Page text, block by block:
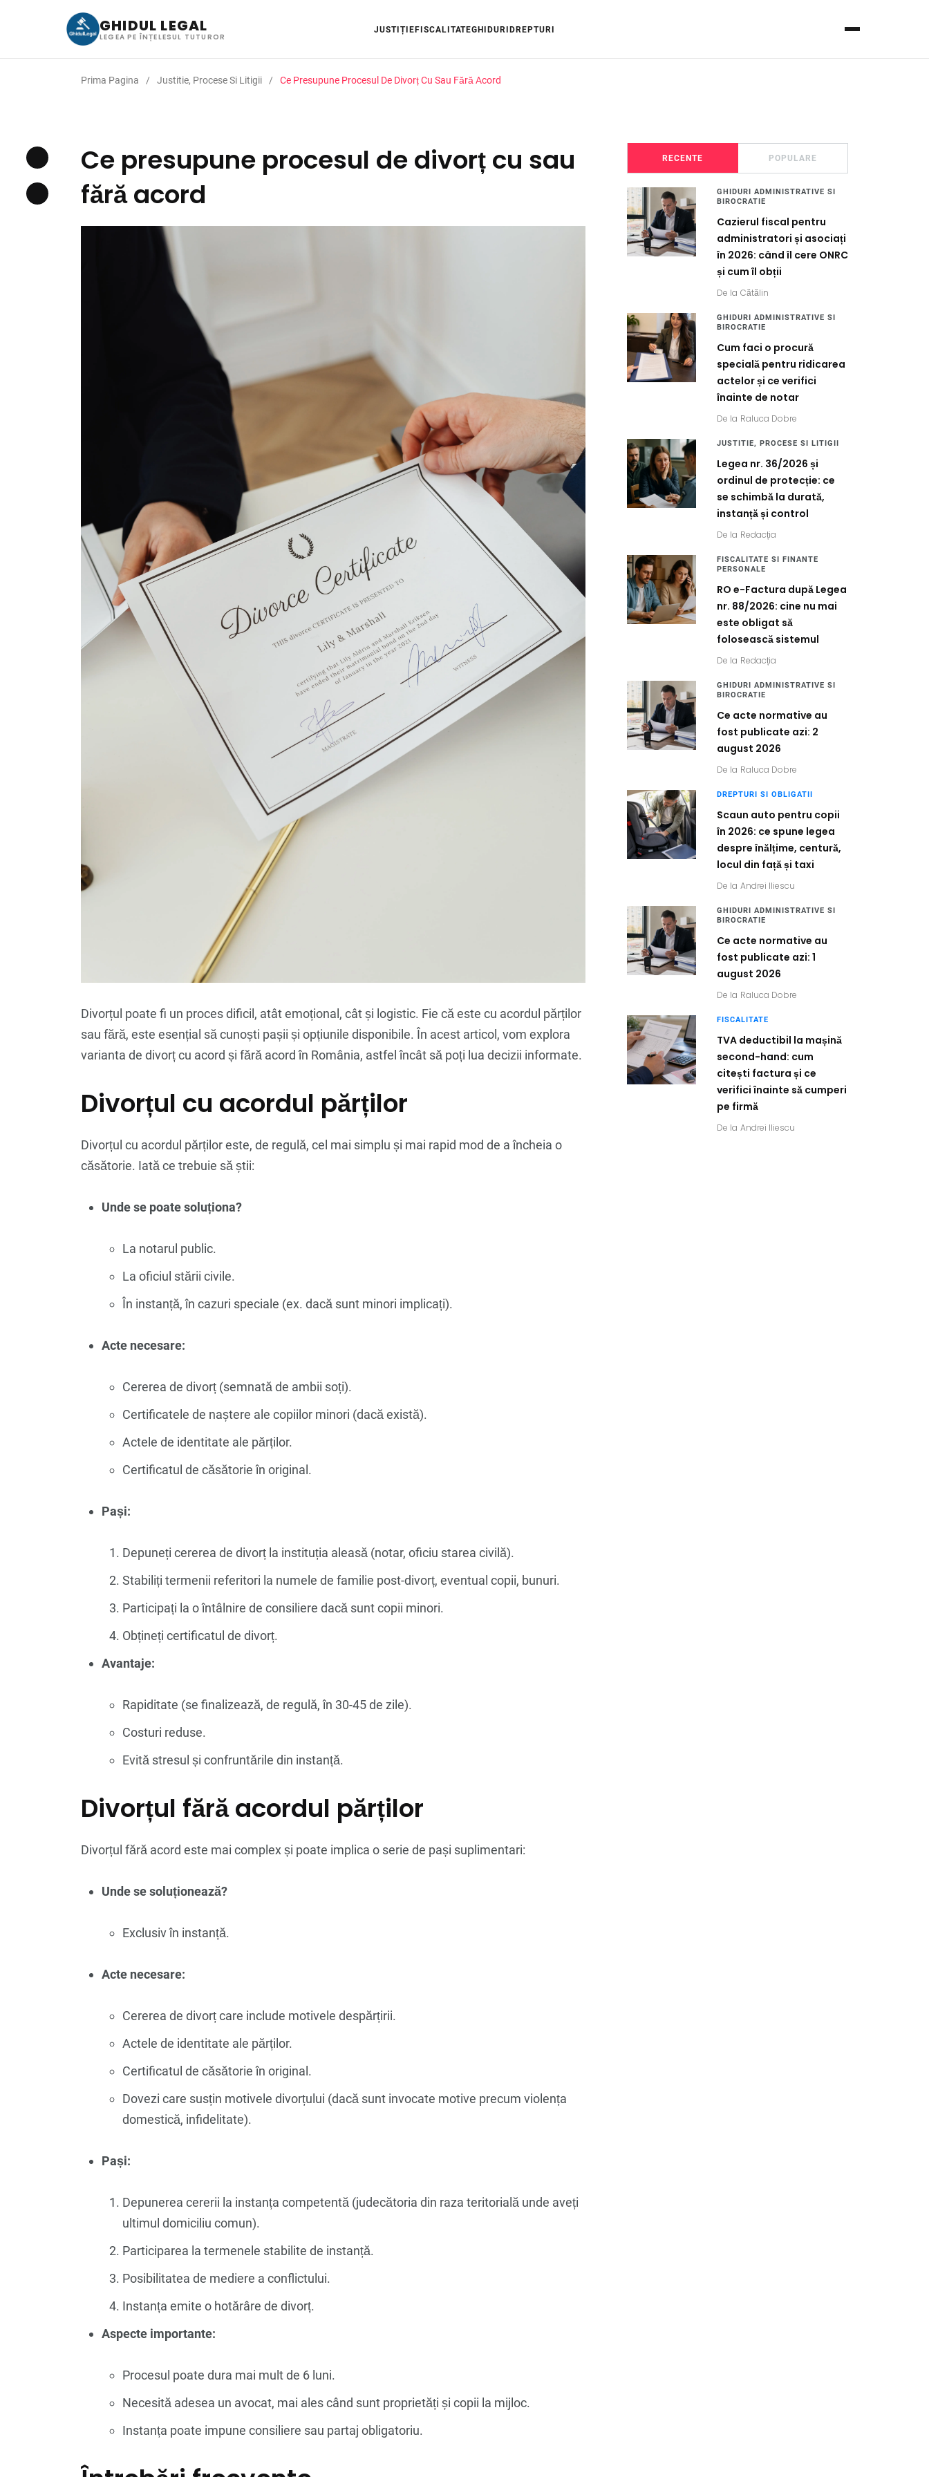
GHIDUL LEGAL
LEGEA PE ÎNȚELESUL TUTUROR
JUSTIȚIE FISCALITATEGHIDURI DREPTURI
Prima Pagina Justitie, Procese Si Litigii Ce Presupune Procesul De Divorț Cu Sau Fără Acord
Ce presupune procesul de divorț cu sau
fără acord
Divorțul poate fi un proces dificil, atât emoțional, cât și logistic. Fie că este cu acordul părților
sau fără, este esențial să cunoști pașii și opțiunile disponibile. În acest articol, vom explora
varianta de divorț cu acord și fără acord în România, astfel încât să poți lua decizii informate.
Divorțul cu acordul părților
Divorțul cu acordul părților este, de regulă, cel mai simplu și mai rapid mod de a încheia o
căsătorie. Iată ce trebuie să știi:
Unde se poate soluționa?
La notarul public.
La oficiul stării civile.
În instanță, în cazuri speciale (ex. dacă sunt minori implicați).
Acte necesare:
Cererea de divorț (semnată de ambii soți).
Certificatele de naștere ale copiilor minori (dacă există).
Actele de identitate ale părților.
Certificatul de căsătorie în original.
Pași:
Depuneți cererea de divorț la instituția aleasă (notar, oficiu starea civilă).
Stabiliți termenii referitori la numele de familie post-divorț, eventual copii, bunuri.
Participați la o întâlnire de consiliere dacă sunt copii minori.
Obțineți certificatul de divorț.
Avantaje:
Rapiditate (se finalizează, de regulă, în 30-45 de zile).
Costuri reduse.
Evită stresul și confruntările din instanță.
Divorțul fără acordul părților
Divorțul fără acord este mai complex și poate implica o serie de pași suplimentari:
Unde se soluționează?
Exclusiv în instanță.
Acte necesare:
Cererea de divorț care include motivele despărțirii.
Actele de identitate ale părților.
Certificatul de căsătorie în original.
Dovezi care susțin motivele divorțului (dacă sunt invocate motive precum violența
domestică, infidelitate).
Pași:
Depunerea cererii la instanța competentă (judecătoria din raza teritorială unde aveți
ultimul domiciliu comun).
Participarea la termenele stabilite de instanță.
Posibilitatea de mediere a conflictului.
Instanța emite o hotărâre de divorț.
Aspecte importante:
Procesul poate dura mai mult de 6 luni.
Necesită adesea un avocat, mai ales când sunt proprietăți și copii la mijloc.
Instanța poate impune consiliere sau partaj obligatoriu.
RECENTE POPULARE
GHIDURI ADMINISTRATIVE SI
BIROCRATIE
Cazierul fiscal pentru
administratori și asociați
în 2026: când îl cere ONRC
și cum îl obții
De la Cătălin
GHIDURI ADMINISTRATIVE SI
BIROCRATIE
Cum faci o procură
specială pentru ridicarea
actelor și ce verifici
înainte de notar
De la Raluca Dobre
JUSTITIE, PROCESE SI LITIGII
Legea nr. 36/2026 și
ordinul de protecție: ce
se schimbă la durată,
instanță și control
De la Redacția
FISCALITATE SI FINANTE
PERSONALE
RO e-Factura după Legea
nr. 88/2026: cine nu mai
este obligat să
folosească sistemul
De la Redacția
GHIDURI ADMINISTRATIVE SI
BIROCRATIE
Ce acte normative au
fost publicate azi: 2
august 2026
De la Raluca Dobre
DREPTURI SI OBLIGATII
Scaun auto pentru copii
în 2026: ce spune legea
despre înălțime, centură,
locul din față și taxi
De la Andrei Iliescu
GHIDURI ADMINISTRATIVE SI
BIROCRATIE
Ce acte normative au
fost publicate azi: 1
august 2026
De la Raluca Dobre
FISCALITATE
TVA deductibil la mașină
second-hand: cum
citești factura și ce
verifici înainte să cumperi
pe firmă
De la Andrei Iliescu